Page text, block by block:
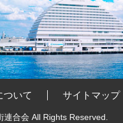
ついて サイトマップ
連合会 All Rights Reserved.